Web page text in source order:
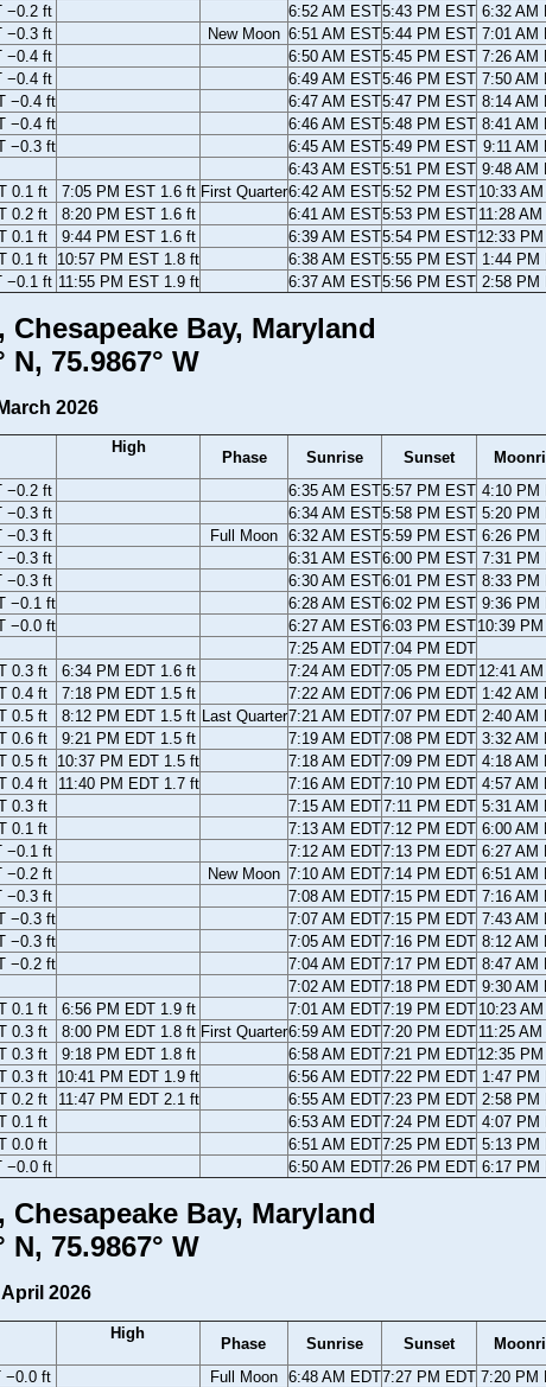
−0.2 ft 6:52 AM EST5:43 PM EST 6:32 AM
−0.3 ft New Moon 6:51 AM EST5:44 PM EST 7:01 AM
−0.4 ft 6:50 AM EST5:45 PM EST 7:26 AM
−0.4 ft 6:49 AM EST5:46 PM EST 7:50 AM
−0.4 ft 6:47 AM EST5:47 PM EST 8:14 AM
−0.4 ft 6:46 AM EST5:48 PM EST 8:41 AM
−0.3 ft 6:45 AM EST5:49 PM EST 9:11 AM
6:43 AM EST5:51 PM EST 9:48 AM
0.1 ft 7:05 PM EST 1.6 ft First Quarter6:42 AM EST5:52 PM EST 10:33
0.2 ft 8:20 PM EST 1.6 ft 6:41 AM EST5:53 PM EST 11:28
0.1 ft 9:44 PM EST 1.6 ft 6:39 AM EST5:54 PM EST12:33
0.1 ft 10:57 PM EST 1.8 ft 6:38 AM EST5:55 PM EST 1:44 PM
−0.1 ft 11:55 PM EST 1.9 ft 6:37 AM EST5:56 PM EST 2:58 PM
Bay, Maryland
N, 75.9867° W
March 2026
High
Phase Sunrise Sunset
−0.2 ft 6:35 AM EST5:57 PM EST 4:10 PM
−0.3 ft 6:34 AM EST5:58 PM EST 5:20 PM
−0.3 ft Full Moon 6:32 AM EST5:59 PM EST 6:26 PM
−0.3 ft 6:31 AM EST6:00 PM EST 7:31 PM
−0.3 ft 6:30 AM EST6:01 PM EST 8:33 PM
−0.1 ft 6:28 AM EST6:02 PM EST 9:36 PM
−0.0 ft 6:27 AM EST6:03 PM EST10:39
7:25 AM EDT7:04 PM EDT
0.3 ft 6:34 PM EDT 1.6 ft 7:24 AM EDT7:05 PM EDT 12:41
0.4 ft 7:18 PM EDT 1.5 ft 7:22 AM EDT7:06 PM EDT 1:42 AM
0.5 ft 8:12 PM EDT 1.5 ft Last Quarter7:21 AM EDT7:07 PM EDT 2:40 AM
0.6 ft 9:21 PM EDT 1.5 ft 7:19 AM EDT7:08 PM EDT 3:32 AM
0.5 ft 10:37 PM EDT 1.5 ft 7:18 AM EDT7:09 PM EDT 4:18 AM
0.4 ft 11:40 PM EDT 1.7 ft 7:16 AM EDT7:10 PM EDT 4:57 AM
0.3 ft 7:15 AM EDT7:11 PM EDT 5:31 AM
0.1 ft 7:13 AM EDT7:12 PM EDT 6:00 AM
−0.1 ft 7:12 AM EDT7:13 PM EDT 6:27 AM
−0.2 ft New Moon 7:10 AM EDT7:14 PM EDT 6:51 AM
−0.3 ft 7:08 AM EDT7:15 PM EDT 7:16 AM
−0.3 ft 7:07 AM EDT7:15 PM EDT 7:43 AM
−0.3 ft 7:05 AM EDT7:16 PM EDT 8:12 AM
−0.2 ft 7:04 AM EDT7:17 PM EDT 8:47 AM
7:02 AM EDT7:18 PM EDT 9:30 AM
0.1 ft 6:56 PM EDT 1.9 ft 7:01 AM EDT7:19 PM EDT 10:23
0.3 ft 8:00 PM EDT 1.8 ft First Quarter6:59 AM EDT7:20 PM EDT 11:25
0.3 ft 9:18 PM EDT 1.8 ft 6:58 AM EDT7:21 PM EDT12:35
0.3 ft 10:41 PM EDT 1.9 ft 6:56 AM EDT7:22 PM EDT 1:47 PM
0.2 ft 11:47 PM EDT 2.1 ft 6:55 AM EDT7:23 PM EDT 2:58 PM
0.1 ft 6:53 AM EDT7:24 PM EDT 4:07 PM
0.0 ft 6:51 AM EDT7:25 PM EDT 5:13 PM
−0.0 ft 6:50 AM EDT7:26 PM EDT 6:17 PM
Bay, Maryland
N, 75.9867° W
April 2026
High
Phase Sunrise Sunset
−0.0 ft Full Moon 6:48 AM EDT7:27 PM EDT 7:20 PM